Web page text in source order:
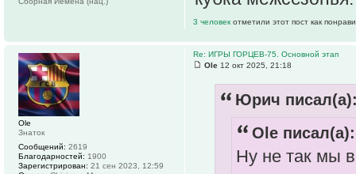
3 человек отметили этот пост как
Re: ИГРЫ ГОРЦЕВ-75. Основной этап
Ole 12 окт 2025, 21:18
Юрич
Ole писал(а):
Ну не так мы
Ole
Знаток
Сообщений: 2619
Благодарностей: 1900
Зарегистрирован: 21 сен 2023, 12:59